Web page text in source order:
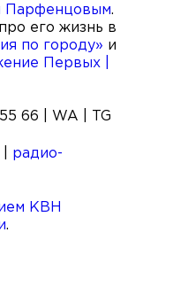
Парфенцовым.
его жизнь в
по городу» и
Первых |
66 | WA | TG
радио-
КВН
.